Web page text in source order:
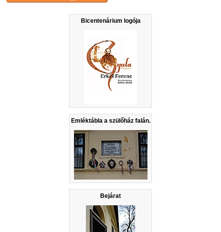
Bicentenárium logója
Emléktábla a szülőház falán.
Bejárat